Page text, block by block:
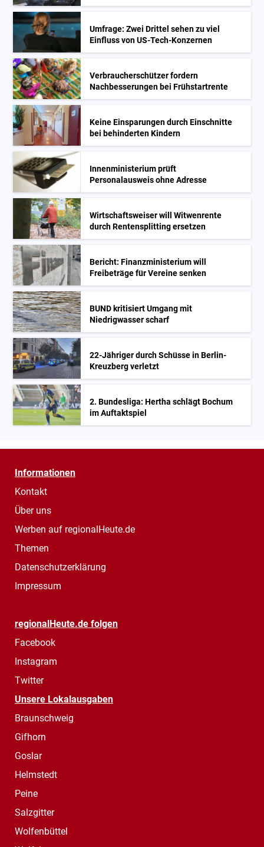
Umfrage: Zwei Drittel sehen zu viel
Einfluss von US-Tech-Konzernen
Verbraucherschützer fordern
Nachbesserungen bei Frühstartrente
Keine Einsparungen durch Einschnitte
bei behinderten Kindern
Innenministerium prüft
Personalausweis ohne Adresse
Wirtschaftsweiser will Witwenrente
durch Rentensplitting ersetzen
Bericht: Finanzministerium will
Freibeträge für Vereine senken
BUND kritisiert Umgang mit
Niedrigwasser scharf
22-Jähriger durch Schüsse in Berlin-
Kreuzberg verletzt
2. Bundesliga: Hertha schlägt Bochum
im Auftaktspiel
Informationen
Kontakt
Über uns
Werben auf regionalHeute.de
Themen
Datenschutzerklärung
Impressum
regionalHeute.de folgen
Facebook
Instagram
Twitter
Unsere Lokalausgaben
Braunschweig
Gifhorn
Goslar
Helmstedt
Peine
Salzgitter
Wolfenbüttel